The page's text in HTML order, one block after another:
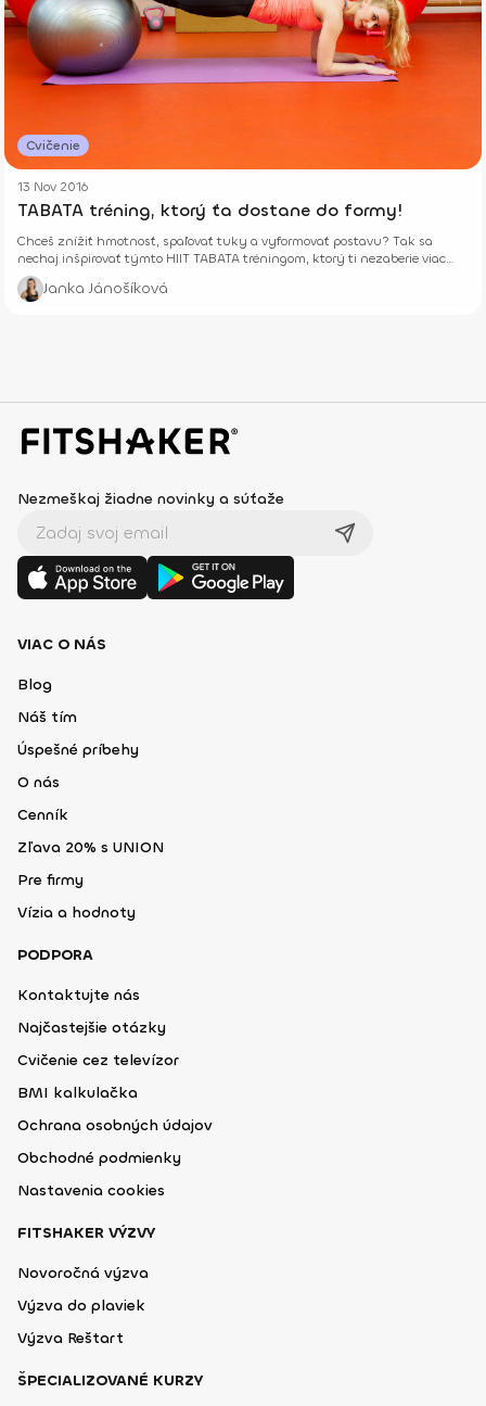
Cvičenie
13 Nov 2016
TABATA tréning, ktorý ťa dostane do formy!
Chceš znížiť hmotnosť, spaľovať tuky a vyformovať postavu? Tak sa
nechaj inšpirovať týmto HIIT TABATA tréningom, ktorý ti nezaberie viac
ako 15 minút.
Janka Jánošíková
Nezmeškaj žiadne novinky a súťaže
VIAC O NÁS
Blog
Náš tím
Úspešné príbehy
O nás
Cenník
Zľava 20% s UNION
Pre firmy
Vízia a hodnoty
PODPORA
Kontaktujte nás
Najčastejšie otázky
Cvičenie cez televízor
BMI kalkulačka
Ochrana osobných údajov
Obchodné podmienky
Nastavenia cookies
FITSHAKER VÝZVY
Novoročná výzva
Výzva do plaviek
Výzva Reštart
ŠPECIALIZOVANÉ KURZY